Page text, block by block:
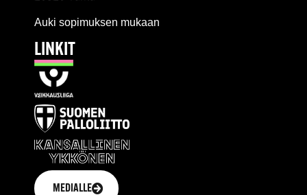
Auki sopimuksen mukaan
LINKIT
MEDIALLE